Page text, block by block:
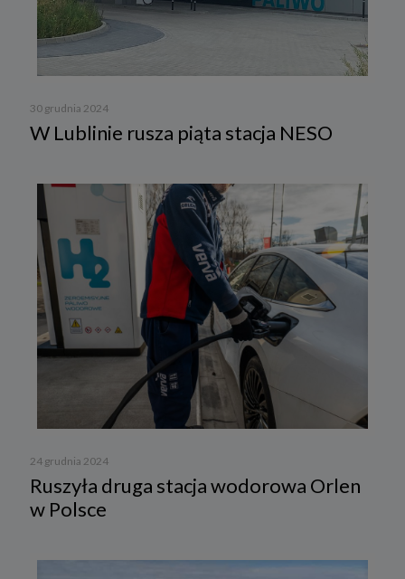
30 grudnia 2024
W Lublinie rusza piąta stacja NESO
24 grudnia 2024
Ruszyła druga stacja wodorowa Orlen
w Polsce